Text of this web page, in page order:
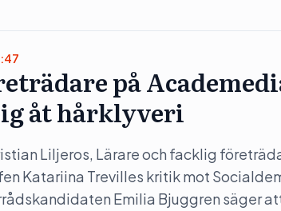
på
åt hårklyveri
Liljeros, Lärare och facklig
Katariina Trevilles kritik mot
Emilia Bjuggren säger